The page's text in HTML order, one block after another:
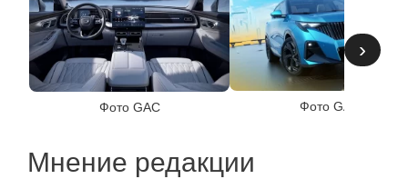
Фото GAC Фото GAC
›
Мнение редакции